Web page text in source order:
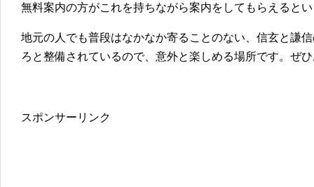
無料案内の方がこれを持ちながら案内をしてもらえると
地元の人でも普段はなかなか寄ることのない、信玄と謙
ろと整備されているので、意外と楽しめる場所です。ぜ
スポンサーリンク